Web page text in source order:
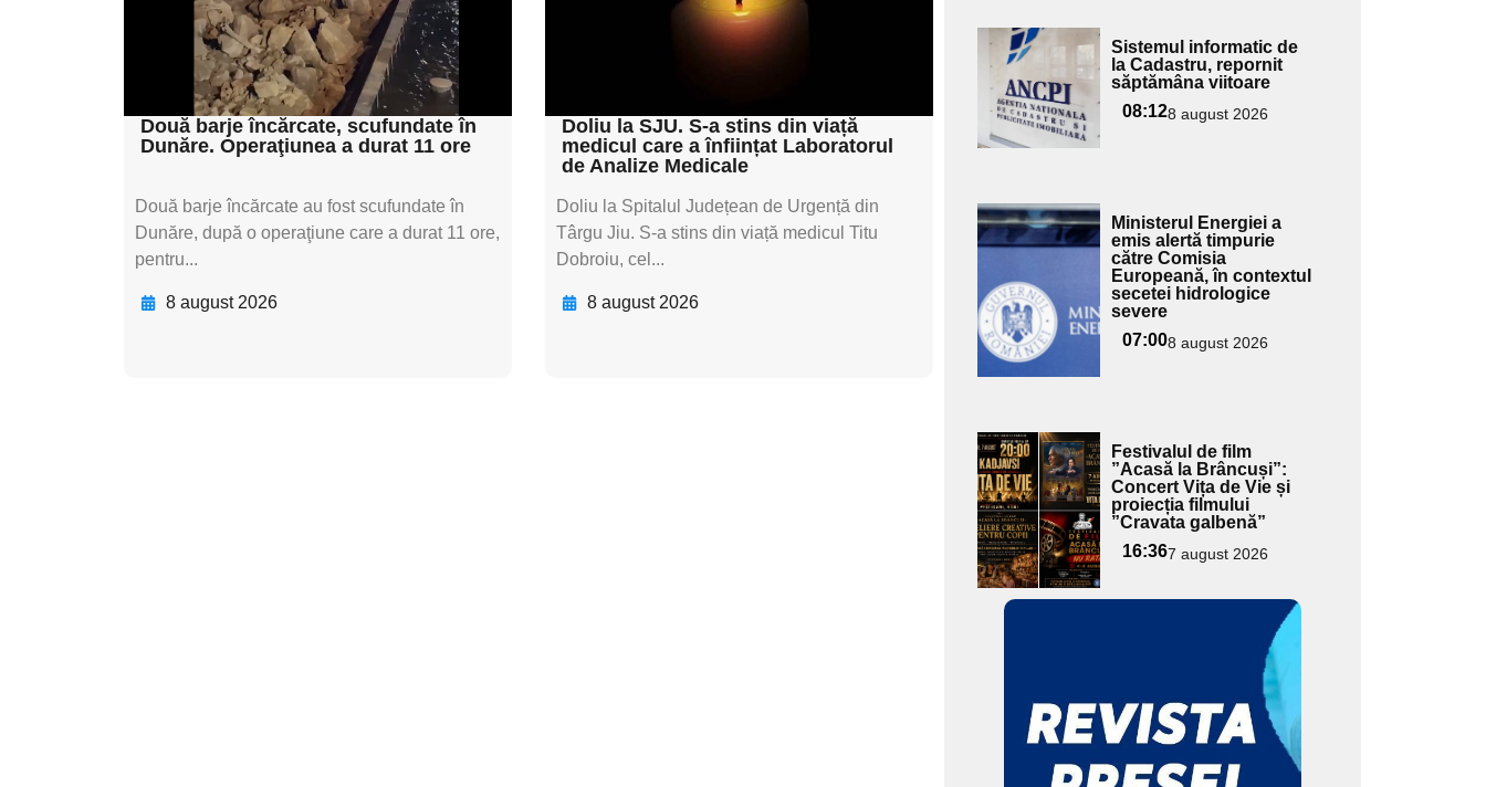
textul pentru
subtitluAdaugă aici
textul pentru subti
Două barje încărcate, scufundate în
Dunăre. Operaţiunea a durat 11 ore
Două barje încărcate au fost scufundate în
Dunăre, după o operaţiune care a durat 11 ore,
pentru...
8 august 2026
textul pentru
subtitluAdaugă aici
Doliu la SJU. S-a stins din viață
medicul care a înființat Laboratorul
de Analize Medicale
Doliu la Spitalul Județean de Urgență din
Târgu Jiu. S-a stins din viață medicul Titu
Dobroiu, cel...
8 august 2026
Adaugă
aici textul
pentru
subtitlu
Sistemul informatic de
la Cadastru, repornit
săptămâna viitoare
08:128 august 2026
Adaugă
aici textul
subtitlu
Ministerul Energiei a
emis alertă timpurie
către Comisia
Europeană, în contextul
secetei hidrologice
severe
07:008 august 2026
Adaugă
aici textul
pentru
subtitlu
Festivalul de film
”Acasă la Brâncuși”:
Concert Vița de Vie și
proiecția filmului
”Cravata galbenă”
16:367 august 2026